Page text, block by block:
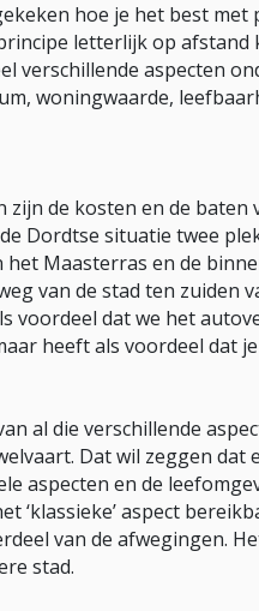
hoe je het best
letterlijk op
verschillende aspecten
woningwaarde,
zijn de kosten en de
Dordtse situatie twee
Maasterras en de
van de stad ten zuiden
voordeel dat we het
heeft als voordeel dat
al die verschillende
Dat wil zeggen dat
aspecten en de
‘klassieke’ aspect
van de afwegingen.
stad.